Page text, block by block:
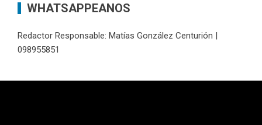
WHATSAPPEANOS
Redactor Responsable: Matías González Centurión |
098955851